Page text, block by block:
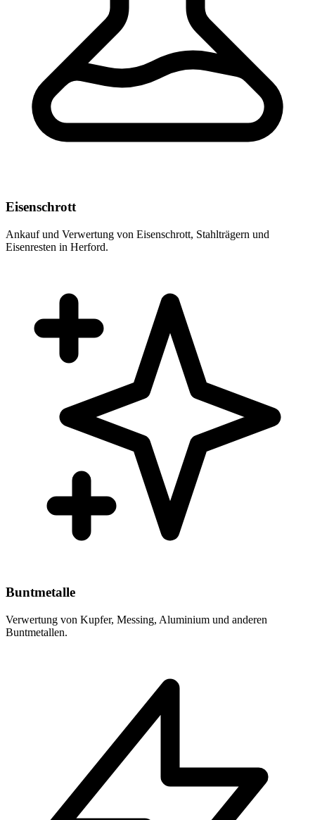
Eisenschrott
Ankauf und Verwertung von Eisenschrott, Stahlträgern und
Eisenresten in Herford.
Buntmetalle
Verwertung von Kupfer, Messing, Aluminium und anderen
Buntmetallen.